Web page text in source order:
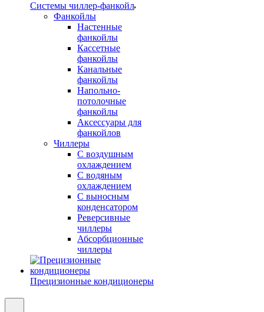
Системы чиллер-фанкойл
Фанкойлы
Настенные
фанкойлы
Кассетные
фанкойлы
Канальные
фанкойлы
Напольно-
потолочные
фанкойлы
Аксессуары для
фанкойлов
Чиллеры
С воздушным
охлаждением
С водяным
охлаждением
С выносным
конденсатором
Реверсивные
чиллеры
Абсорбционные
чиллеры
Прецизионные кондиционеры